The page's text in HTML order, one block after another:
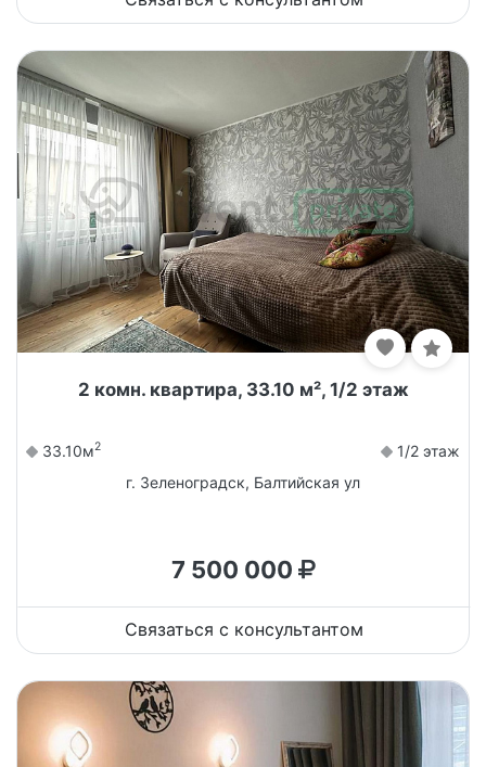
2 комн. квартира, 33.10 м², 1/2 этаж
33.10м2
1/2 этаж
г. Зеленоградск, Балтийская ул
7 500 000
Связаться с консультантом